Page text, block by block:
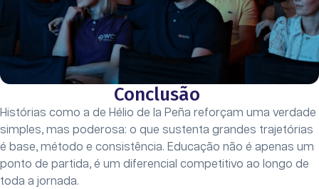
Conclusão
Histórias como a de Hélio de la Peña reforçam uma verdade
simples, mas poderosa: o que sustenta grandes trajetórias
é base, método e consistência. Educação não é apenas um
ponto de partida, é um diferencial competitivo ao longo de
toda a jornada.